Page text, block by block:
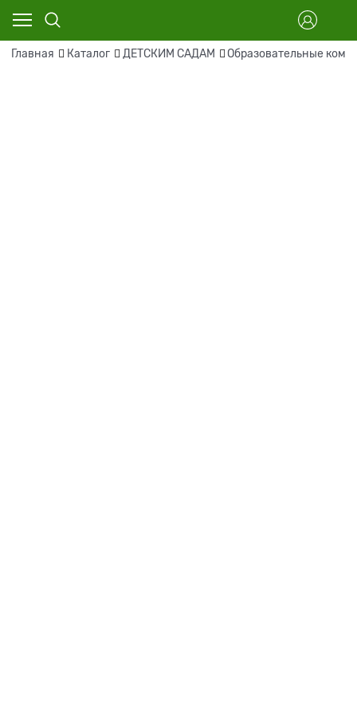
Главная Каталог ДЕТСКИМ САДАМ Образовательные